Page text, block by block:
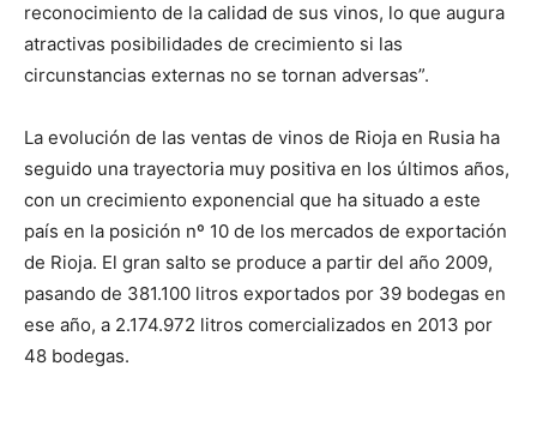
reconocimiento de la calidad de sus vinos, lo que augura
atractivas posibilidades de crecimiento si las
circunstancias externas no se tornan adversas”.
La evolución de las ventas de vinos de Rioja en Rusia ha
seguido una trayectoria muy positiva en los últimos años,
con un crecimiento exponencial que ha situado a este
país en la posición nº 10 de los mercados de exportación
de Rioja. El gran salto se produce a partir del año 2009,
pasando de 381.100 litros exportados por 39 bodegas en
ese año, a 2.174.972 litros comercializados en 2013 por
48 bodegas.